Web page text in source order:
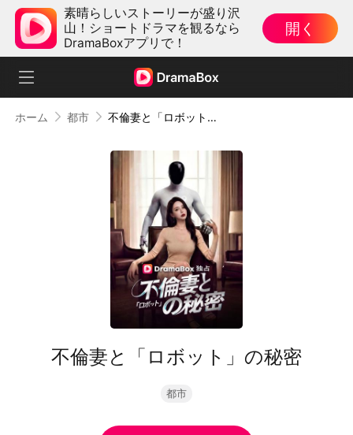
素晴らしいストーリーが盛り沢
山！ショートドラマを観るなら
DramaBoxアプリで！
開く
ホーム 都市 不倫妻と「ロボット」の秘密
不倫妻と「ロボット」の秘密
都市